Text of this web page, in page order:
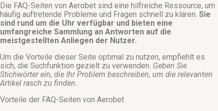
Die FAQ-Seiten von Aerobet sind eine hilfreiche Ressource, um
häufig auftretende Probleme und Fragen schnell zu klären. Sie
sind rund um die Uhr verfügbar und bieten eine
umfangreiche Sammlung an Antworten auf die
meistgestellten Anliegen der Nutzer.
Um die Vorteile dieser Seite optimal zu nutzen, empfiehlt es
sich, die Suchfunktion gezielt zu verwenden. Geben Sie
Stichwörter ein, die Ihr Problem beschreiben, um die relevanten
Artikel rasch zu finden.
Vorteile der FAQ-Seiten von Aerobet